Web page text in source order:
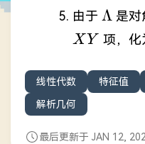
由于 Λ 是对
X Y 项，化
线性代数 特征值
解析几何
最后更新于 JAN 12,